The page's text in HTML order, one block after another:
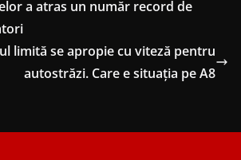
a atras un număr record de
limită se apropie cu viteză pentru
autostrăzi. Care e situația pe A8